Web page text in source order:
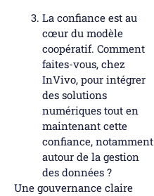
La confiance est au
cœur du modèle
coopératif. Comment
faites-vous, chez
InVivo, pour intégrer
des solutions
numériques tout en
maintenant cette
confiance, notamment
autour de la gestion
des données ?
Une gouvernance claire